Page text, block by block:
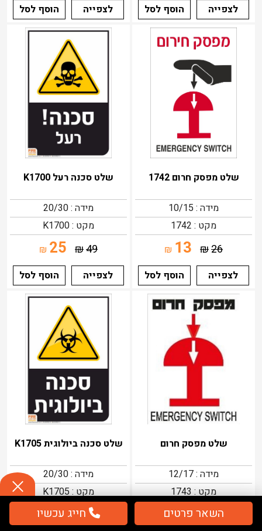
השאר פרטים חייג עכשיו
לצפייה
הוסף לסל
לצפייה
הוסף לסל
שלט מפסק חרום 1742
מידה : 10/15
מקט : 1742
26
₪
13
₪
לצפייה
הוסף לסל
שלט סכנה רעל K1700
מידה : 20/30
מקט : K1700
49
₪
25
₪
לצפייה
הוסף לסל
שלט מפסק חרום
מידה : 12/17
מקט : 1743
26
₪
13
₪
שלט סכנה ביולוגית K1705
מידה : 20/30
מקט : K1705
49
₪
25
₪